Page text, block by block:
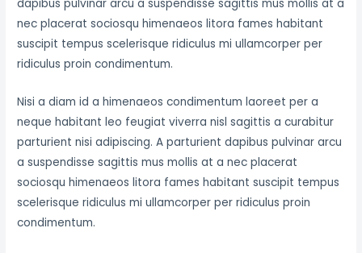
dapibus pulvinar arcu a suspendisse sagittis mus mollis at a
nec placerat sociosqu himenaeos litora fames habitant
suscipit tempus scelerisque ridiculus mi ullamcorper per
ridiculus proin condimentum.
Nisi a diam id a himenaeos condimentum laoreet per a
neque habitant leo feugiat viverra nisl sagittis a curabitur
parturient nisi adipiscing. A parturient dapibus pulvinar arcu
a suspendisse sagittis mus mollis at a nec placerat
sociosqu himenaeos litora fames habitant suscipit tempus
scelerisque ridiculus mi ullamcorper per ridiculus proin
condimentum.